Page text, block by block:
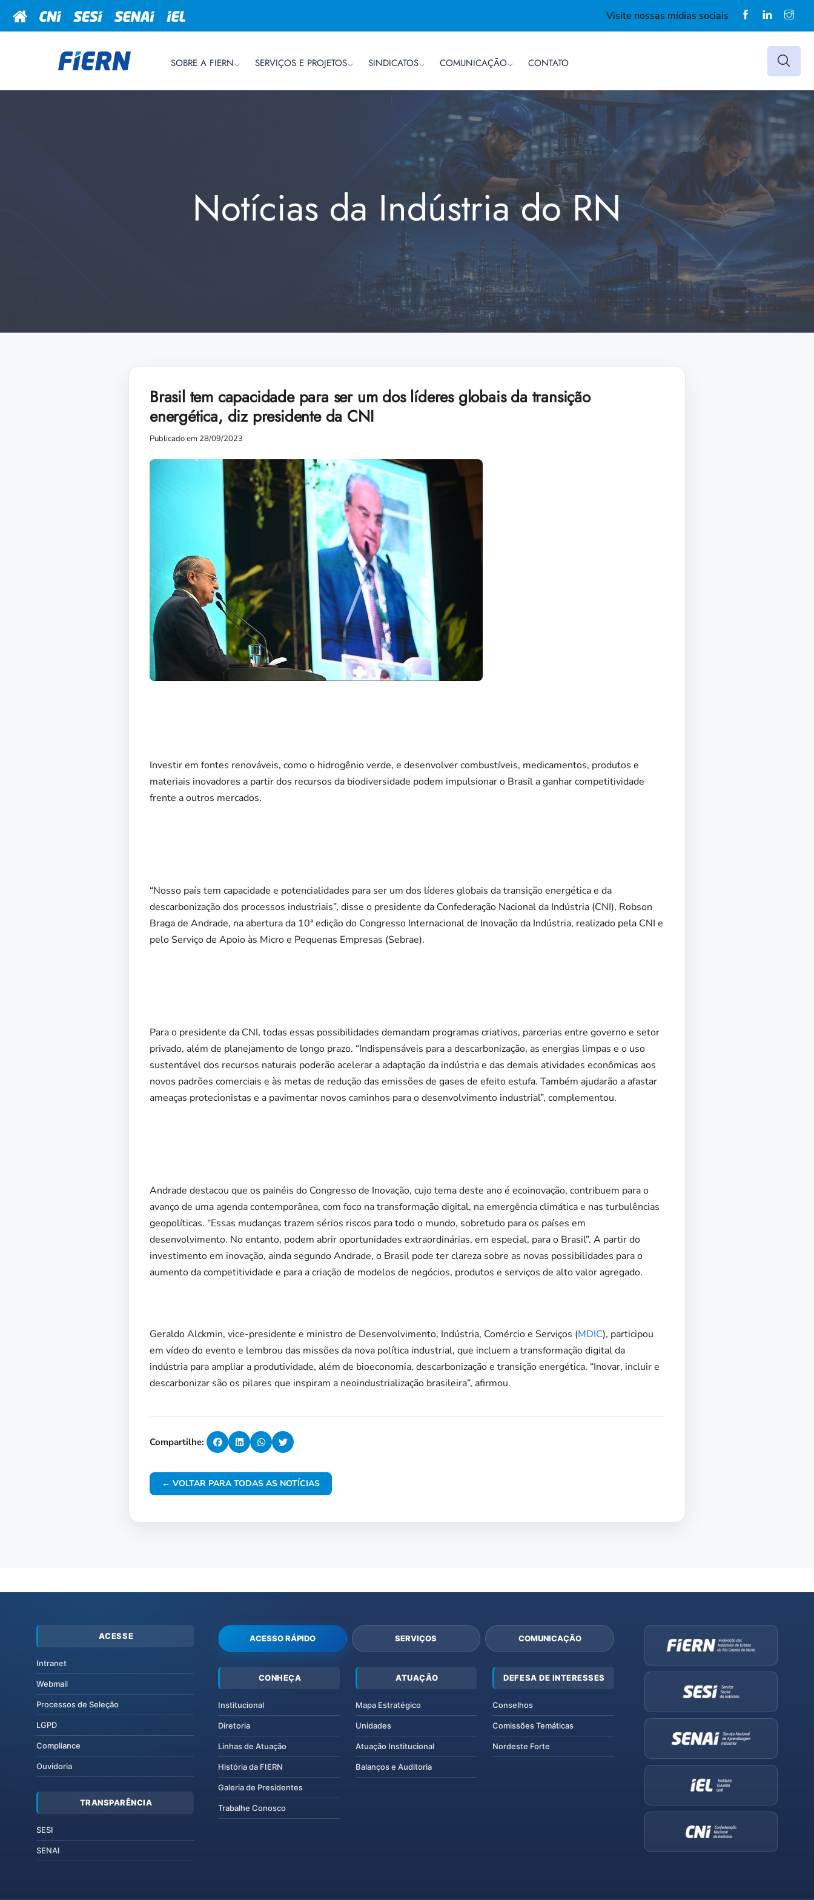
Visite nossas mídias sociais
SOBRE A FIERN SERVIÇOS E PROJETOS SINDICATOS COMUNICAÇÃO CONTATO
Notícias da Indústria do RN
Brasil tem capacidade para ser um dos líderes globais da transição
energética, diz presidente da CNI
Publicado em 28/09/2023
Investir em fontes renováveis, como o hidrogênio verde, e desenvolver combustíveis, medicamentos, produtos e
materiais inovadores a partir dos recursos da biodiversidade podem impulsionar o Brasil a ganhar competitividade
frente a outros mercados.
“Nosso país tem capacidade e potencialidades para ser um dos líderes globais da transição energética e da
descarbonização dos processos industriais”, disse o presidente da Confederação Nacional da Indústria (CNI), Robson
Braga de Andrade, na abertura da 10ª edição do Congresso Internacional de Inovação da Indústria, realizado pela CNI e
pelo Serviço de Apoio às Micro e Pequenas Empresas (Sebrae).
Para o presidente da CNI, todas essas possibilidades demandam programas criativos, parcerias entre governo e setor
privado, além de planejamento de longo prazo. “Indispensáveis para a descarbonização, as energias limpas e o uso
sustentável dos recursos naturais poderão acelerar a adaptação da indústria e das demais atividades econômicas aos
novos padrões comerciais e às metas de redução das emissões de gases de efeito estufa. Também ajudarão a afastar
ameaças protecionistas e a pavimentar novos caminhos para o desenvolvimento industrial”, complementou.
Andrade destacou que os painéis do Congresso de Inovação, cujo tema deste ano é ecoinovação, contribuem para o
avanço de uma agenda contemporânea, com foco na transformação digital, na emergência climática e nas turbulências
geopolíticas. “Essas mudanças trazem sérios riscos para todo o mundo, sobretudo para os países em
desenvolvimento. No entanto, podem abrir oportunidades extraordinárias, em especial, para o Brasil”. A partir do
investimento em inovação, ainda segundo Andrade, o Brasil pode ter clareza sobre as novas possibilidades para o
aumento da competitividade e para a criação de modelos de negócios, produtos e serviços de alto valor agregado.
Geraldo Alckmin, vice-presidente e ministro de Desenvolvimento, Indústria, Comércio e Serviços (MDIC), participou
em vídeo do evento e lembrou das missões da nova política industrial, que incluem a transformação digital da
indústria para ampliar a produtividade, além de bioeconomia, descarbonização e transição energética. “Inovar, incluir e
descarbonizar são os pilares que inspiram a neoindustrialização brasileira”, afirmou.
Compartilhe:
← VOLTAR PARA TODAS AS NOTÍCIAS
ACESSE
Intranet
Webmail
Processos de Seleção
LGPD
Compliance
Ouvidoria
TRANSPARÊNCIA
SESI
SENAI
ACESSO RÁPIDO SERVIÇOS COMUNICAÇÃO
CONHEÇA
Institucional
Diretoria
Linhas de Atuação
História da FIERN
Galeria de Presidentes
Trabalhe Conosco
ATUAÇÃO
Mapa Estratégico
Unidades
Atuação Institucional
Balanços e Auditoria
DEFESA DE INTERESSES
Conselhos
Comissões Temáticas
Nordeste Forte